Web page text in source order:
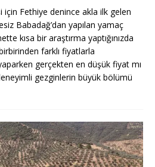
için Fethiye denince akla ilk gelen
Babadağ’dan yapılan yamaç
kısa bir araştırma yaptığınızda
farklı fiyatlarla
yaparken gerçekten en düşük fiyat mı
gezginlerin büyük bölümü